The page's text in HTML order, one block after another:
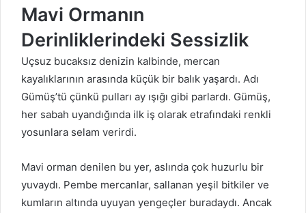
m
e
k
Mavi Ormanın
Derinliklerindeki Sessizlik
Uçsuz bucaksız denizin kalbinde, mercan
kayalıklarının arasında küçük bir balık yaşardı. Adı
Gümüş’tü çünkü pulları ay ışığı gibi parlardı. Gümüş,
her sabah uyandığında ilk iş olarak etrafındaki renkli
yosunlara selam verirdi.
Mavi orman denilen bu yer, aslında çok huzurlu bir
yuvaydı. Pembe mercanlar, sallanan yeşil bitkiler ve
kumların altında uyuyan yengeçler buradaydı. Ancak